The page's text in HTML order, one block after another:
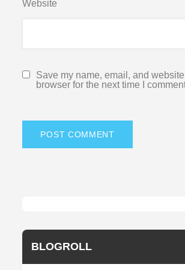
Website
Save my name, email, and
browser for the next time I
BLOGROLL